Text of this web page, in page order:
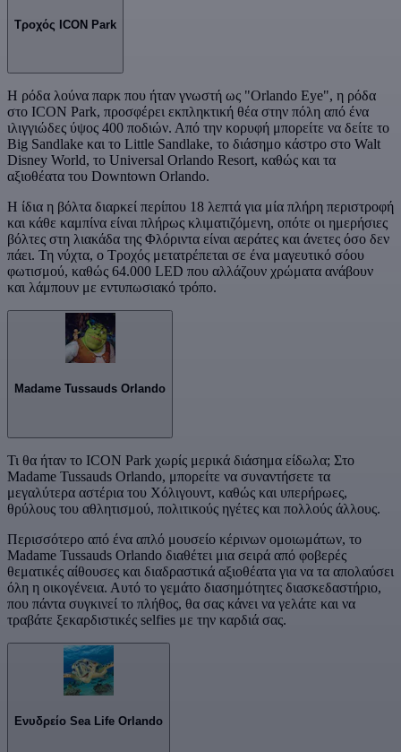
Τροχός ICON Park
Η ρόδα λούνα παρκ που ήταν γνωστή ως "Orlando Eye", η ρόδα
στο ICON Park, προσφέρει εκπληκτική θέα στην πόλη από ένα
ιλιγγιώδες ύψος 400 ποδιών. Από την κορυφή μπορείτε να δείτε το
Big Sandlake και το Little Sandlake, το διάσημο κάστρο στο Walt
Disney World, το Universal Orlando Resort, καθώς και τα
αξιοθέατα του Downtown Orlando.
Η ίδια η βόλτα διαρκεί περίπου 18 λεπτά για μία πλήρη περιστροφή
και κάθε καμπίνα είναι πλήρως κλιματιζόμενη, οπότε οι ημερήσιες
βόλτες στη λιακάδα της Φλόριντα είναι αεράτες και άνετες όσο δεν
πάει. Τη νύχτα, ο Τροχός μετατρέπεται σε ένα μαγευτικό σόου
φωτισμού, καθώς 64.000 LED που αλλάζουν χρώματα ανάβουν
και λάμπουν με εντυπωσιακό τρόπο.
Madame Tussauds Orlando
Τι θα ήταν το ICON Park χωρίς μερικά διάσημα είδωλα; Στο
Madame Tussauds Orlando, μπορείτε να συναντήσετε τα
μεγαλύτερα αστέρια του Χόλιγουντ, καθώς και υπερήρωες,
θρύλους του αθλητισμού, πολιτικούς ηγέτες και πολλούς άλλους.
Περισσότερο από ένα απλό μουσείο κέρινων ομοιωμάτων, το
Madame Tussauds Orlando διαθέτει μια σειρά από φοβερές
θεματικές αίθουσες και διαδραστικά αξιοθέατα για να τα απολαύσει
όλη η οικογένεια. Αυτό το γεμάτο διασημότητες διασκεδαστήριο,
που πάντα συγκινεί το πλήθος, θα σας κάνει να γελάτε και να
τραβάτε ξεκαρδιστικές selfies με την καρδιά σας.
Ενυδρείο Sea Life Orlando